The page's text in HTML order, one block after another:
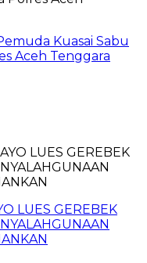
Kuasai Sabu
Aceh Tenggara
LUES GEREBEK